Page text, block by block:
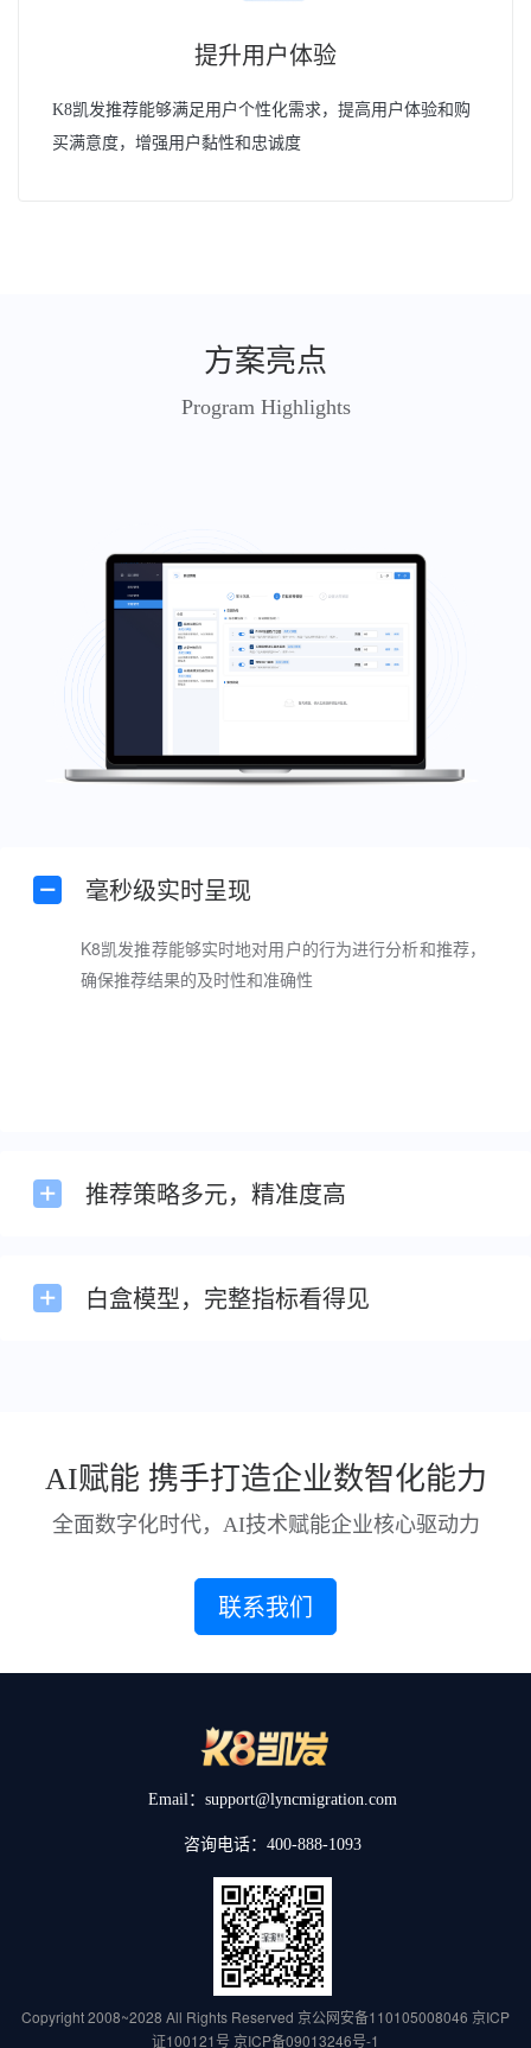
提升用户体验
K8凯发推荐能够满足用户个性化需求，提高用户体验和购
买满意度，增强用户黏性和忠诚度
方案亮点
Program Highlights
毫秒级实时呈现
K8凯发推荐能够实时地对用户的行为进行分析和推荐，
确保推荐结果的及时性和准确性
推荐策略多元，精准度高
白盒模型，完整指标看得见
AI赋能 携手打造企业数智化能力
全面数字化时代，AI技术赋能企业核心驱动力
联系我们
Email：support@lyncmigration.com
咨询电话：400-888-1093
Copyright 2008~2028 All Rights Reserved 京公网安备110105008046 京ICP
证100121号 京ICP备09013246号-1